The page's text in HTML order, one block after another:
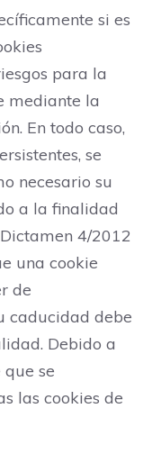
si es
para la
mediante la
En todo caso,
se
necesario su
a la finalidad
4/2012
una cookie
de
caducidad debe
Debido a
se
las cookies de